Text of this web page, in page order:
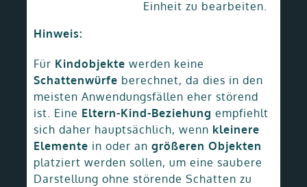
Einheit zu bearbeiten.
Hinweis:
Für Kindobjekte werden keine
Schattenwürfe berechnet, da dies in den
meisten Anwendungsfällen eher störend
ist. Eine Eltern-Kind-Beziehung empfiehlt
sich daher hauptsächlich, wenn kleinere
Elemente in oder an größeren Objekten
platziert werden sollen, um eine saubere
Darstellung ohne störende Schatten zu